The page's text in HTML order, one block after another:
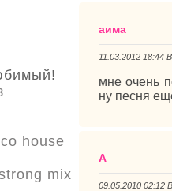
аима
11.03.2012 18:44
мне очень
ну песня
A
09.05.2010 02:12
house
mix